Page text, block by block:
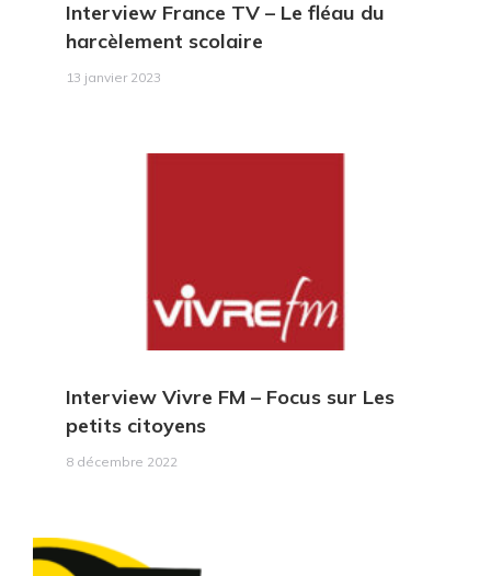
Interview France TV – Le fléau du
harcèlement scolaire
13 janvier 2023
Interview Vivre FM – Focus sur Les
petits citoyens
8 décembre 2022